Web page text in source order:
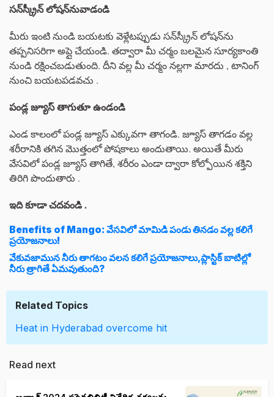
సన్‌స్క్రీన్‌ లోషన్‌నువాడండి
మీరు ఇంటి నుండి బయటకు వెళ్లేటప్పుడు సన్‌స్క్రీన్ లోషన్‌ను
తప్పనిసరిగా అప్లై చేయండి. తద్వారా మీ చర్మం బలమైన సూర్యకాంతి
నుండి రక్షించబడుతుంది. దీని వల్ల మీ చర్మం నల్లగా మారదు , టానింగ్
నుంచి బయటపడవచు .
పండ్ల జ్యూస్ తాగుతూ ఉండండి
ఎండ కాలంలో పండ్ల జ్యూస్ ఎక్కువగా తాగండి. జ్యూస్ తాగడం వల్ల
శరీరానికి తగిన మెుత్తంలో పోషకాలు అందుతాయి. అయితే మీరు
వేసవిలో పండ్ల జ్యూస్ తాగితే, శరీరం ఎండా ద్వారా కోల్పోయిన శక్తిని
తిరిగి పొందుతారు .
ఇది కూడా చదవండి .
Benefits of Mango: వేసవిలో మామిడి పండు తినడం వల్ల కలిగే
ప్రయోజనాలు!
వేకువజామున నీరు తాగటం వలన కలిగే ప్రయోజనాలు,ప్లాస్టిక్ బాటిల్లో
నీరు త్రాగితే ఏమవుతుంది?
Related Topics
Heat in Hyderabad overcome hit
Read next